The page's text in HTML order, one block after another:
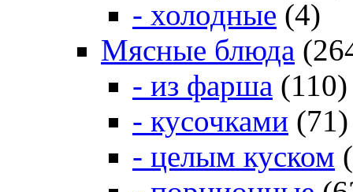
- холодные (4)
Мясные блюда
- из фарша (110)
- кусочками (71)
- целым куском